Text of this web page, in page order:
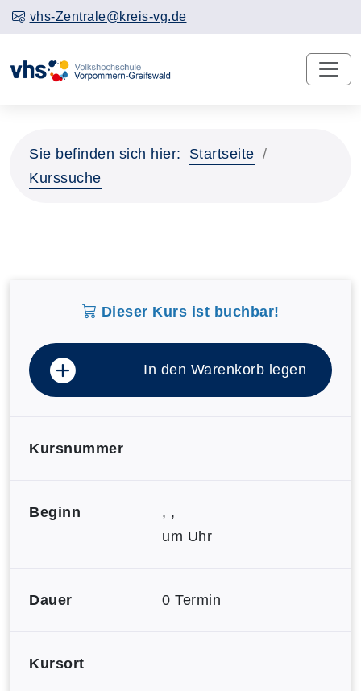
vhs-Zentrale@kreis-vg.de
Sie befinden sich hier:
Startseite
Kurssuche
Dieser Kurs ist buchbar!
In den Warenkorb legen
Kursnummer
Beginn
, ,
um Uhr
Dauer 0 Termin
Kursort